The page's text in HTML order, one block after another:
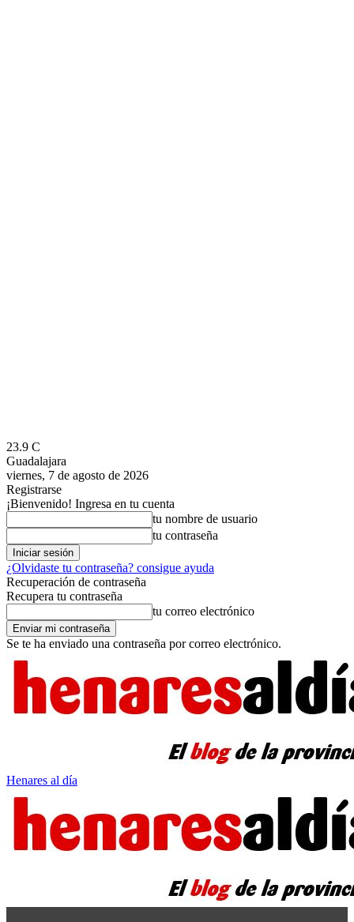
23.9 C
Guadalajara
viernes, 7 de agosto de 2026
Registrarse
¡Bienvenido! Ingresa en tu cuenta
tu nombre de usuario
tu contraseña
¿Olvidaste tu contraseña? consigue ayuda
Recuperación de contraseña
Recupera tu contraseña
tu correo electrónico
Se te ha enviado una contraseña por correo electrónico.
Henares al día